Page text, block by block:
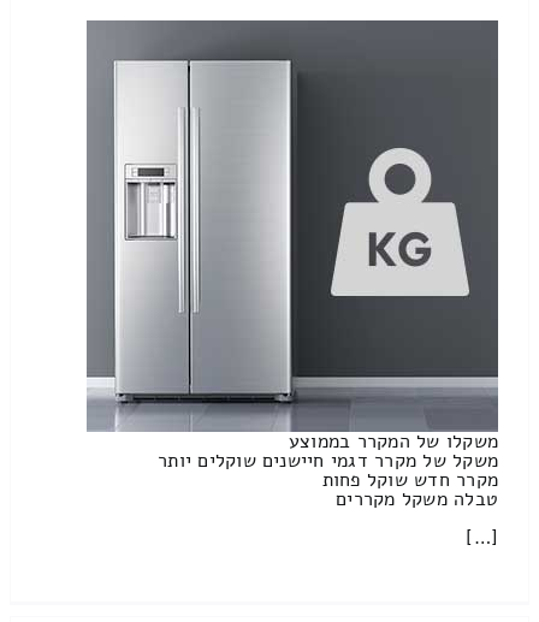
משקלו של המקרר בממוצע
משקל של מקרר דגמי חיישנים שוקלים יותר
מקרר חדש שוקל פחות
טבלה משקל מקררים
[…]